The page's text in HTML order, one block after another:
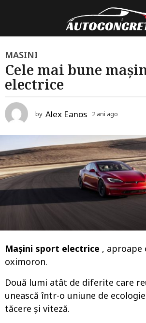
2
a
n
a
g
o
a
n
i
MASINI
Cele mai bune
electrice
by Alex Eanos 2 ani ago
i
a
g
o
Mașini sport electrice , aproape
oximoron.
Două lumi atât de diferite care
unească într-o uniune de
tăcere și viteză.